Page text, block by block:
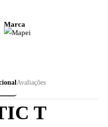
Marca
Avaliações
T